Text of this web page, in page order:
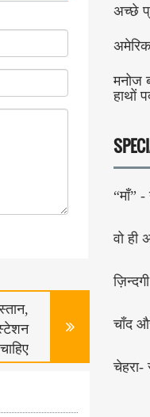
अच्छे
मनोज
हाथों
“माँ”
वो ही
चाँद